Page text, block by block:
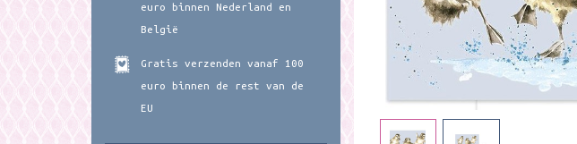
euro binnen Nederland en
België
Gratis verzenden vanaf 100
euro binnen de rest van de
EU